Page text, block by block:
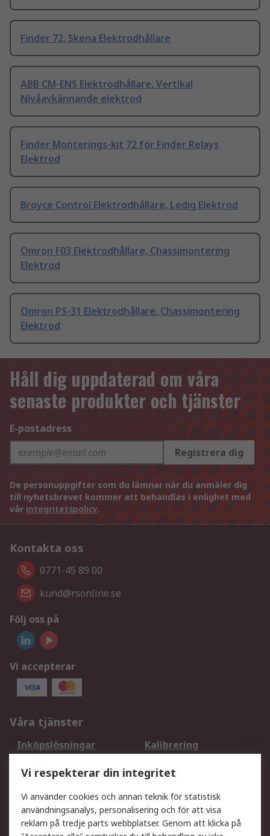
Finder 72, Skena Elektrodhållare
ABB CM-ENS Elektrodhållare, Vertikal
Nivåavkännande elektrod
Finder Monterings-kit 72 för Finder Relays
Elektrod
Broyce Control Elektrodhållare, Ledig Elektrod
Omron F03 Elektrodhållare, Chassimontering
Elektrod
Omron PS-31 Elektrodhållare, Chassimontering
Elektrod
Håll dig uppdaterad om våra
senaste produkter och tjänster
E-postadress
Registrera dig
De personuppgifter som du lämnar när du anmäler dig
till nyhetsbrevet kommer att behandlas i enlighet med
vår integritetspolicy.
Kontakta oss
0771-45 89 00
kund@rsonline.se
Följ oss på
Vi accepterar
Våra tjänster
Inköpslösningar
Kalibrering
DesignSpark
Teknisk Support
Ditt lokala säljteam
Exportlösningar
Support
Vi respekterar din integritet
Vi använder cookies och annan teknik för statistisk
användningsanalys, personalisering och för att visa
reklam på tredje parts webbplatser. Genom att klicka på